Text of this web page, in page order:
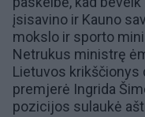
įsisavino ir Kauno
mokslo ir sporto
Netrukus ministrę
Lietuvos krikščionys
premjerė Ingrida
pozicijos sulaukė